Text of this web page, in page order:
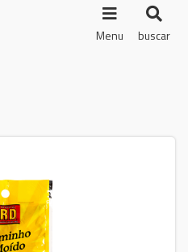
Menu buscar